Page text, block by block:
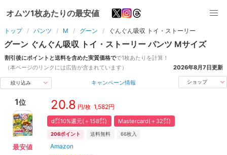
オムツ1枚あたりの最安値
トップ パンツ M グーン ぐんぐん吸収 トイ・ストーリー
グーン ぐんぐん吸収 トイ・ストーリー パンツ Mサイズ
割引後にポイントと送料を含めた実質価格でで1枚あたりを計算！
（本ページのリンクには広告が含まれています）
2026年8月7日更新
絞り込み キャンペーン情報 ショップ
1位
最安値
20.8 円/枚 1,582円
d㌽10%還元(＋158㌽) Mastercard(＋32㌽)
206ポイント 送料無料 66枚入
Amazon